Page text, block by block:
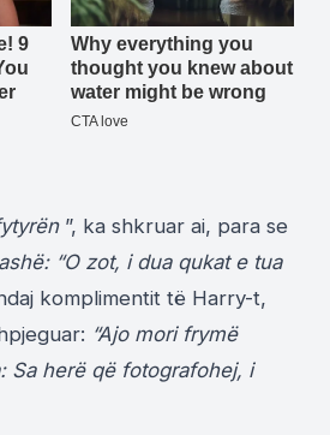
”, ka shkruar ai, para se
“O zot, i dua qukat ​​e tua
komplimentit të Harry-t,
“Ajo mori frymë
Sa herë që fotografohej, i